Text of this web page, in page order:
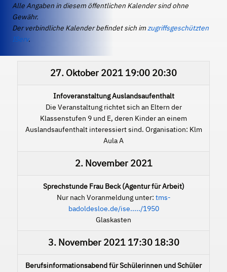
Alle Angaben in diesem öffentlichen Kalender sind ohne
Gewähr.
Der verbindliche Kalender befindet sich imzugriffsgeschützten
IServ.
27. Oktober 2021 19:00 20:30
Infoveranstaltung Auslandsaufenthalt
Die Veranstaltung richtet sich an Eltern der
Klassenstufen 9 und E, deren Kinder an einem
Auslandsaufenthalt interessiert sind. Organisation: Klm
Aula A
2. November 2021
Sprechstunde Frau Beck (Agentur für Arbeit)
Nur nach Voranmeldung unter: tms-
badoldesloe.de/ise...../1950
Glaskasten
3. November 202117:30 18:30
Berufsinformationsabend für Schülerinnen und Schüler